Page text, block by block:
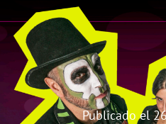
THE BIRRA'S
Aterrorizando Birras Desde 2010
Publicado el